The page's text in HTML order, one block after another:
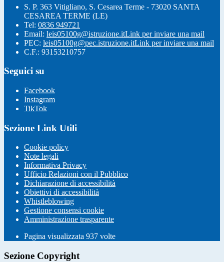
S. P. 363 Vitigliano, S. Cesarea Terme - 73020 SANTA
CESAREA TERME (LE)
Tel: 0836 949721
Email: leis05100g@istruzione.itLink per inviare una mail
PEC: leis05100g@pec.istruzione.itLink per inviare una mail
C.F.: 93153210757
Seguici su
Facebook
Instagram
TikTok
Sezione Link Utili
Cookie policy
Note legali
Informativa Privacy
Ufficio Relazioni con il Pubblico
Dichiarazione di accessibilità
Obiettivi di accessibilità
Whistleblowing
Gestione consensi cookie
Amministrazione trasparente
Pagina visualizzata 937 volte
Sezione Copyright